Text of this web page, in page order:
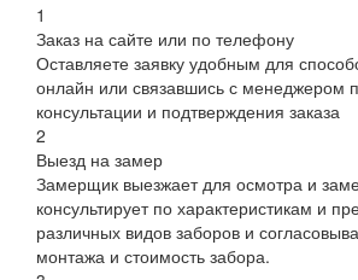
1
Заказ на сайте или по телефону
Оставляете заявку удобным для
онлайн или связавшись с менеджером
консультации и подтверждения заказа
2
Выезд на замер
Замерщик выезжает для осмотра и
консультирует по характеристикам и
различных видов заборов и
монтажа и стоимость забора.